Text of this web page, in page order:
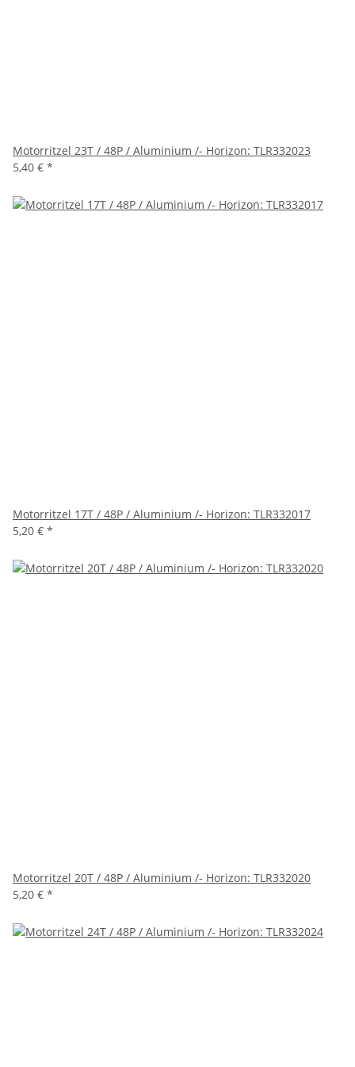
Motorritzel 23T / 48P / Aluminium /- Horizon: TLR332023
5,40 € *
Motorritzel 17T / 48P / Aluminium /- Horizon: TLR332017
5,20 € *
Motorritzel 20T / 48P / Aluminium /- Horizon: TLR332020
5,20 € *